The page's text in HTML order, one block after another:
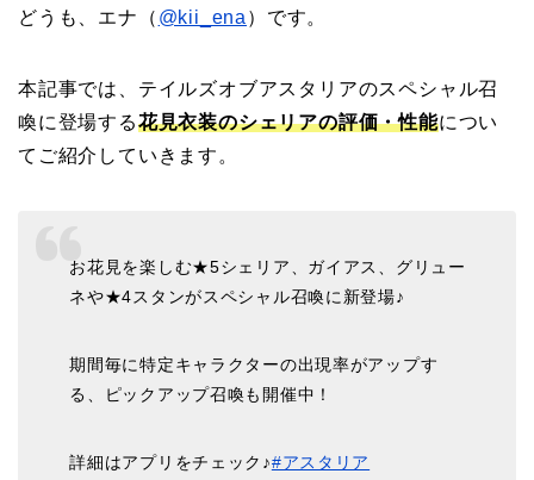
どうも、エナ（ @kii_ena ）です。
本記事では、テイルズオブアスタリアのスペシャル召
喚に登場する花見衣装のシェリアの評価・性能につい
てご紹介していきます。
お花見を楽しむ★5シェリア、ガイアス、グリュー
ネや★4スタンがスペシャル召喚に新登場♪
期間毎に特定キャラクターの出現率がアップす
る、ピックアップ召喚も開催中！
詳細はアプリをチェック♪#アスタリア